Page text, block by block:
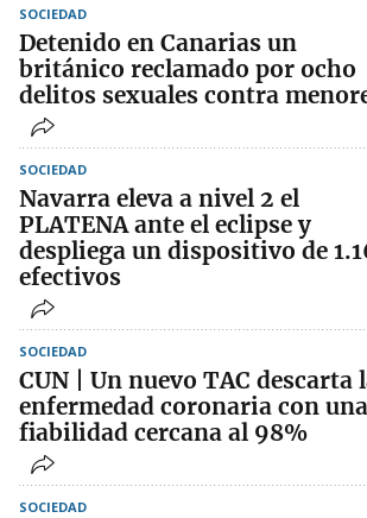
SOCIEDAD
Detenido en Canarias un
británico reclamado por ocho
delitos sexuales contra
SOCIEDAD
Navarra eleva a nivel 2 el
PLATENA ante el eclipse y
despliega un dispositivo de
efectivos
SOCIEDAD
CUN | Un nuevo TAC descarta
enfermedad coronaria con una
fiabilidad cercana al 98%
SOCIEDAD